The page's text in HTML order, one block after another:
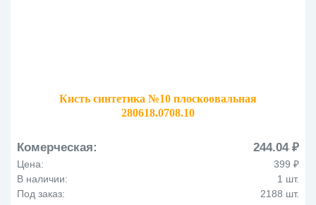
Кисть синтетика №10 плоскоовальная
280618.0708.10
Комерческая: 244.04 ₽
Цена:
399 ₽
В наличии:
1 шт.
Под заказ:
2188 шт.